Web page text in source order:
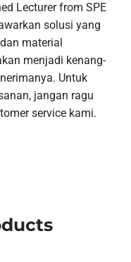
Lecturer from SPE
solusi yang
material
menjadi kenang-
Untuk
jangan ragu
service kami.